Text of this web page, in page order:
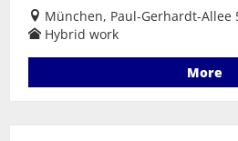
München, Paul-Gerhardt-Allee
Hybrid work
More